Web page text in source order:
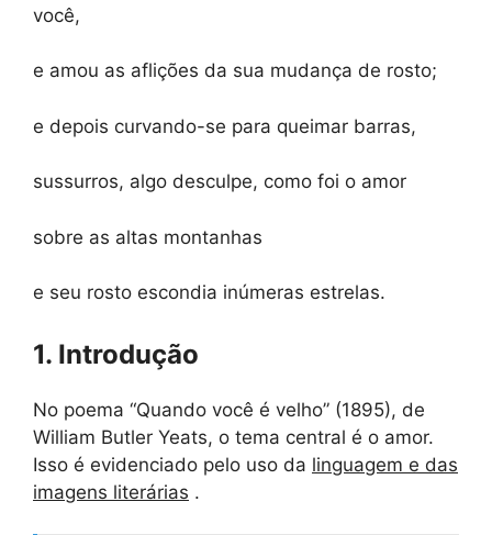
você,
e amou as aflições da sua mudança de rosto;
e depois curvando-se para queimar barras,
sussurros, algo desculpe, como foi o amor
sobre as altas montanhas
e seu rosto escondia inúmeras estrelas.
1. Introdução
No poema “Quando você é velho” (1895), de
William Butler Yeats, o tema central é o amor.
Isso é evidenciado pelo uso da linguagem e das
imagens literárias .